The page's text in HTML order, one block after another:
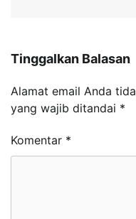
Tinggalkan Balasan
Alamat email Anda
yang wajib ditandai *
Komentar *